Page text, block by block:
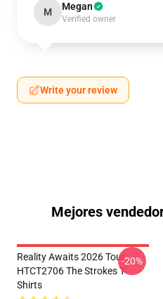
M Megan
Verified owner
Write your review
Mejores
Reality Awaits 2026 Tour
HTCT2706 The Strokes T-
Shirts
-20%